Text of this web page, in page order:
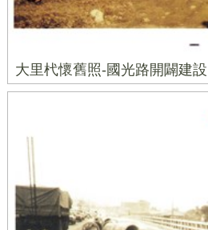
大里杙懷舊照-國光路開闢建設